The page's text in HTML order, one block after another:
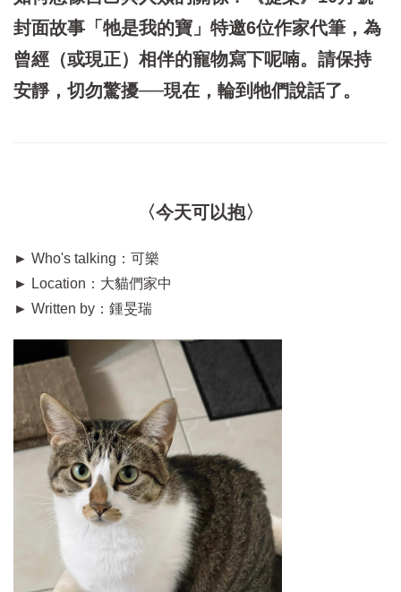
封面故事「牠是我的寶」特邀6位作家代筆，為
曾經（或現正）相伴的寵物寫下呢喃。請保持
安靜，切勿驚擾──現在，輪到牠們說話了。
〈今天可以抱〉
► Who's talking：可樂
► Location：大貓們家中
► Written by：鍾旻瑞